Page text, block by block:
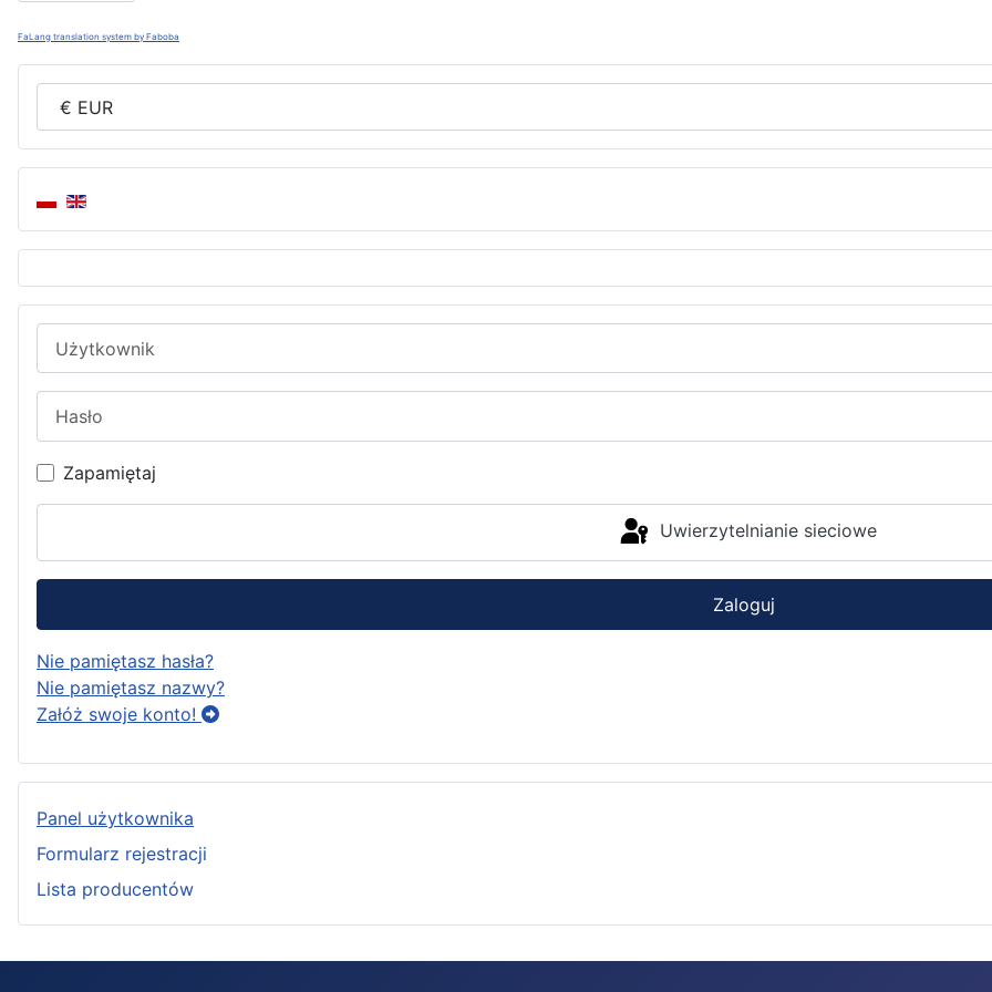
FaLang translation system by Faboba
Zapamiętaj
Uwierzytelnianie sieciowe
Zaloguj
Nie pamiętasz hasła?
Nie pamiętasz nazwy?
Załóż swoje konto!
Panel użytkownika
Formularz rejestracji
Lista producentów